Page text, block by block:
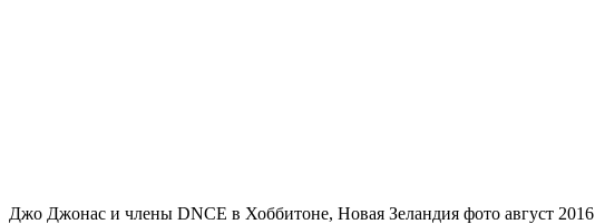
Джо Джонас и члены DNCE в Хоббитоне, Новая Зеландия фото август 2016